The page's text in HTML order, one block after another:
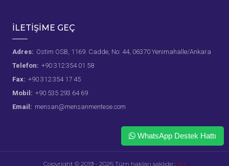
İLETİŞİME GEÇ
Adres: Ostim OSB, 1169. Cadde, No: 44, 06370 Yenimahalle/Ankara
Telefon: +90 312 354 01 58
Fax: +90 312 354 17 45
Mobil: +90 535 293 64 69
Email: mensan@mensanmentese.com
Copyright © 2019 - 2026 Tüm hakları saklıdır.: 2H
WhatsApp Destek Hattı